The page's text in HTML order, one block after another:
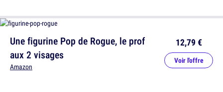
Une figurine Pop de Rogue, le prof
aux 2 visages
Amazon
12,79 €
Voir l'offre